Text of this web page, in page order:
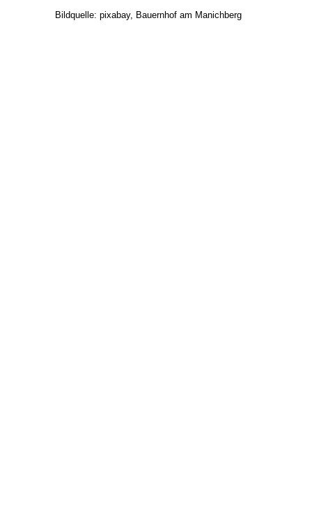
Bildquelle: pixabay, Bauernhof am Manichberg